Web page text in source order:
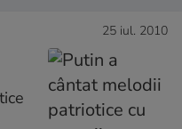
25 iul. 2010